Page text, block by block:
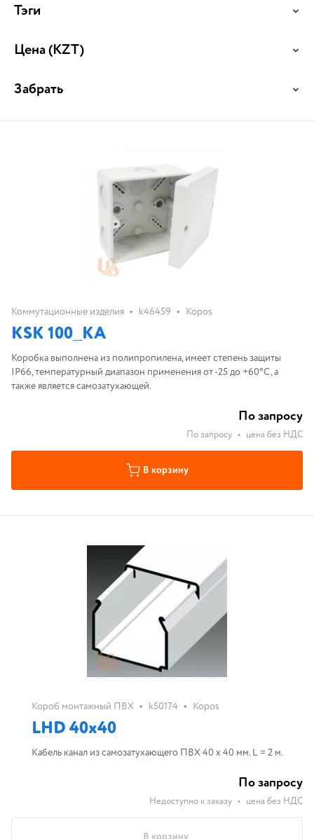
Тэги
Цена(KZT)
Забрать
Коммутационные изделия • k46459 • Kopos
KSK 100_КА
Коробка выполнена из полипропилена, имеет степень защиты
IP66, температурный диапазон применения от -25 до +60°C, а
также является самозатухающей.
По запросу
По запросу • цена без НДС
В корзину
Короб монтажный ПВХ • k50174 • Kopos
LHD 40х40
Кабель канал из самозатухающего ПВХ 40 х 40 мм. L = 2 м.
По запросу
Недоступно к заказу • цена без НДС